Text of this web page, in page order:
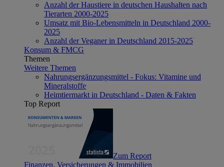
Anzahl der Haustiere in deutschen Haushalten nach
Tierarten 2000-2025
Umsatz mit Bio-Lebensmitteln in Deutschland 2000-
2025
Anzahl der Veganer in Deutschland 2015-2025
Konsum & FMCG
Themen
Weitere Themen
Nahrungsergänzungsmittel - Fokus: Vitamine und
Mineralstoffe
Heimtiermarkt in Deutschland - Daten & Fakten
Top Report
Zum Report
Finanzen, Versicherungen & Immobilien